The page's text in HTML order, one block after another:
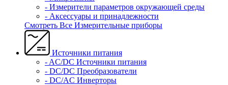
- Измерители параметров окружающей среды
- Аксессуары и принадлежности
Смотреть Все Измерительные приборы
Источники питания
- AC/DC Источники питания
- DC/DC Преобразователи
- DC/AC Инверторы